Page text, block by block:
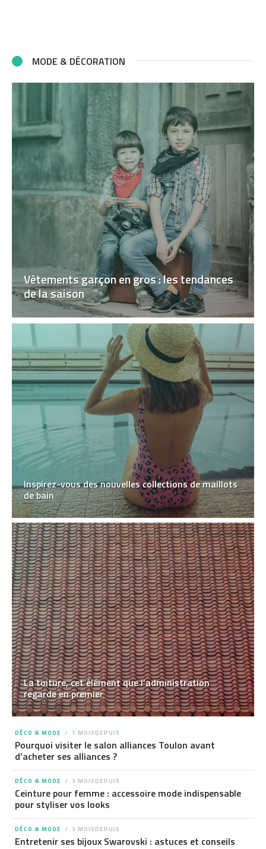
MODE & DÉCORATION
Vêtements garçon en gros : les tendances
de la saison
Inspirez-vous des nouvelles collections de maillots
de bain
La toiture, cet élément que l’administration
regarde en premier
DÉCO & MODE 1 MOISDEPUIS
Pourquoi visiter le salon alliances Toulon avant
d’acheter ses alliances ?
DÉCO & MODE 3 MOISDEPUIS
Ceinture pour femme : accessoire mode indispensable
pour styliser vos looks
DÉCO & MODE 3 MOISDEPUIS
Entretenir ses bijoux Swarovski : astuces et conseils